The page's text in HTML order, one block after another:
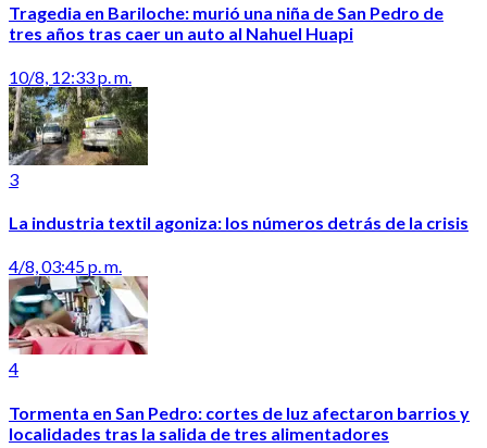
Tragedia en Bariloche: murió una niña de San Pedro de
tres años tras caer un auto al Nahuel Huapi
10/8, 12:33 p. m.
3
La industria textil agoniza: los números detrás de la crisis
4/8, 03:45 p. m.
4
Tormenta en San Pedro: cortes de luz afectaron barrios y
localidades tras la salida de tres alimentadores